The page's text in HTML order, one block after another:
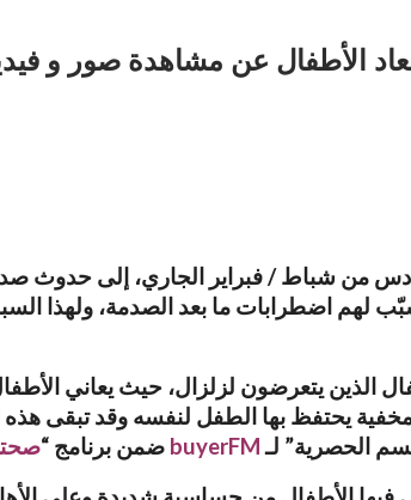
الأطفال عن مشاهدة صور و
من شباط / فبراير الجاري، إلى حدوث
تسبّب لهم اضطرابات ما بعد الصدمة، ولهذا
الحصرية” لـbuyerFM ضمن برنامج “